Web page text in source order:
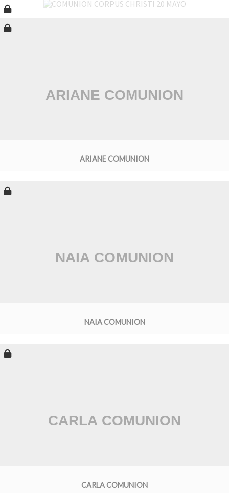
ARIANE COMUNION
NAIA COMUNION
CARLA COMUNION